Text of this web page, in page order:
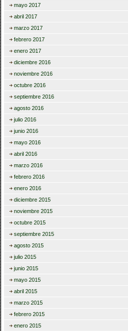
mayo 2017
abril 2017
marzo 2017
febrero 2017
enero 2017
diciembre 2016
noviembre 2016
octubre 2016
septiembre 2016
agosto 2016
julio 2016
junio 2016
mayo 2016
abril 2016
marzo 2016
febrero 2016
enero 2016
diciembre 2015
noviembre 2015
octubre 2015
septiembre 2015
agosto 2015
julio 2015
junio 2015
mayo 2015
abril 2015
marzo 2015
febrero 2015
enero 2015